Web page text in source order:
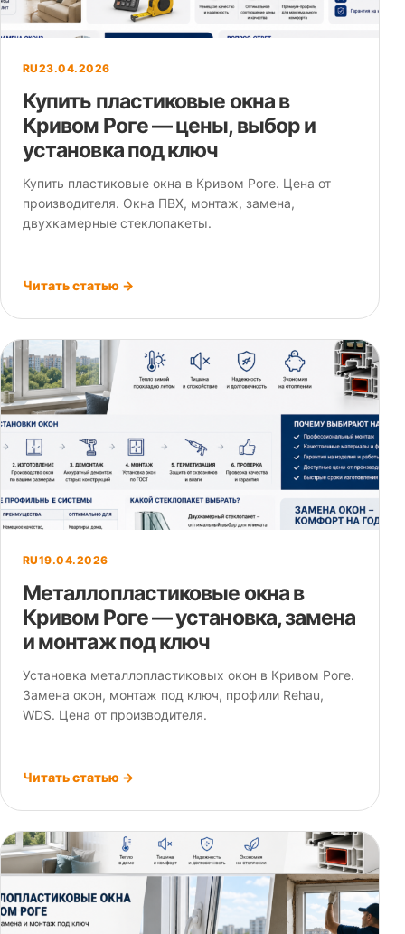
RU23.04.2026
Купить пластиковые окна в
Кривом Роге — цены, выбор и
установка под ключ
Купить пластиковые окна в Кривом Роге. Цена от
производителя. Окна ПВХ, монтаж, замена,
двухкамерные стеклопакеты.
Читать статью →
RU19.04.2026
Металлопластиковые окна в
Кривом Роге — установка, замена
и монтаж под ключ
Установка металлопластиковых окон в Кривом Роге.
Замена окон, монтаж под ключ, профили Rehau,
WDS. Цена от производителя.
Читать статью →